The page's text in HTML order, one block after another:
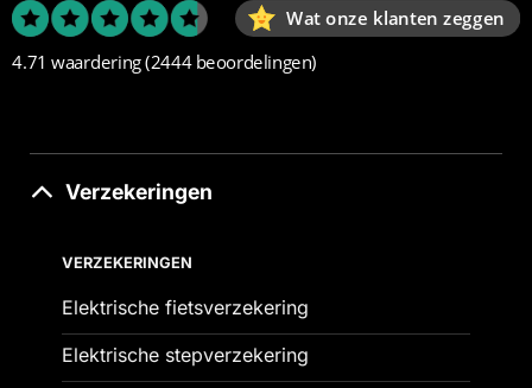
Wat onze klanten zeggen
4.71 waardering(2444 beoordelingen)
Verzekeringen
VERZEKERINGEN
Elektrische fietsverzekering
Elektrische stepverzekering